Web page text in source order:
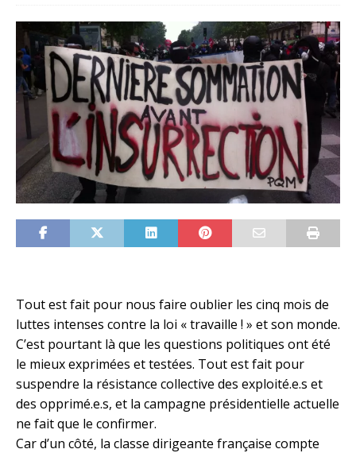
Tout est fait pour nous faire oublier les cinq mois de
luttes intenses contre la loi « travaille ! » et son monde.
C’est pourtant là que les questions politiques ont été
le mieux exprimées et testées. Tout est fait pour
suspendre la résistance collective des exploité.e.s et
des opprimé.e.s, et la campagne présidentielle actuelle
ne fait que le confirmer.
Car d’un côté, la classe dirigeante française compte